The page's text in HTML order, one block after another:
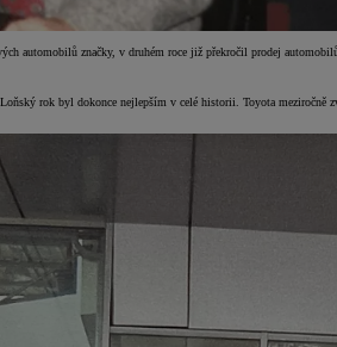
automobilů značky, v druhém roce již překročil prodej
rok byl dokonce nejlepším v celé historii. Toyota